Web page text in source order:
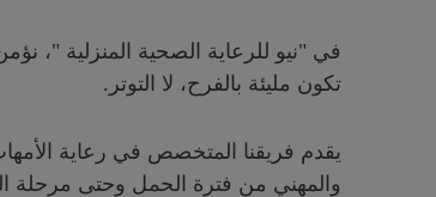
في "نيو للرعاية الصحية المنزلية "،
تكون مليئة بالفرح، لا التوتر.
يقدم فريقنا المتخصص في رعاية
والمهني من فترة الحمل وحتى مرحلة